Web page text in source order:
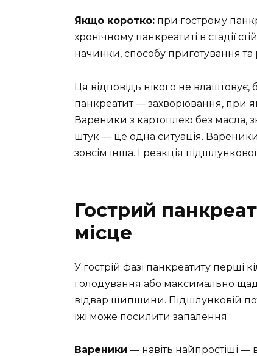
Якщо коротко: при гострому
хронічному панкреатиті в стадії
начинки, способу приготування та
Ця відповідь нікого не влаштовує,
панкреатит — захворювання, при
Вареники з картоплею без масла,
штук — це одна ситуація.
зовсім інша. І реакція
Гострий
місце
У гострій фазі панкреатиту перші
голодування або максимально
відвар шипшини. Підшлунковій
їжі може посилити запалення.
Вареники — навіть найпростіші —